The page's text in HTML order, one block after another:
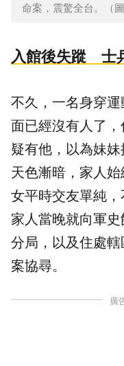
命案，震驚全台。（
入館後失蹤 士
不久，一名身穿
面已經沒有人了
疑有他，以為妹
天色漸暗，家人
女平時交友單純
家人當晚就向軍
分局，以及住處
案協尋。
廣